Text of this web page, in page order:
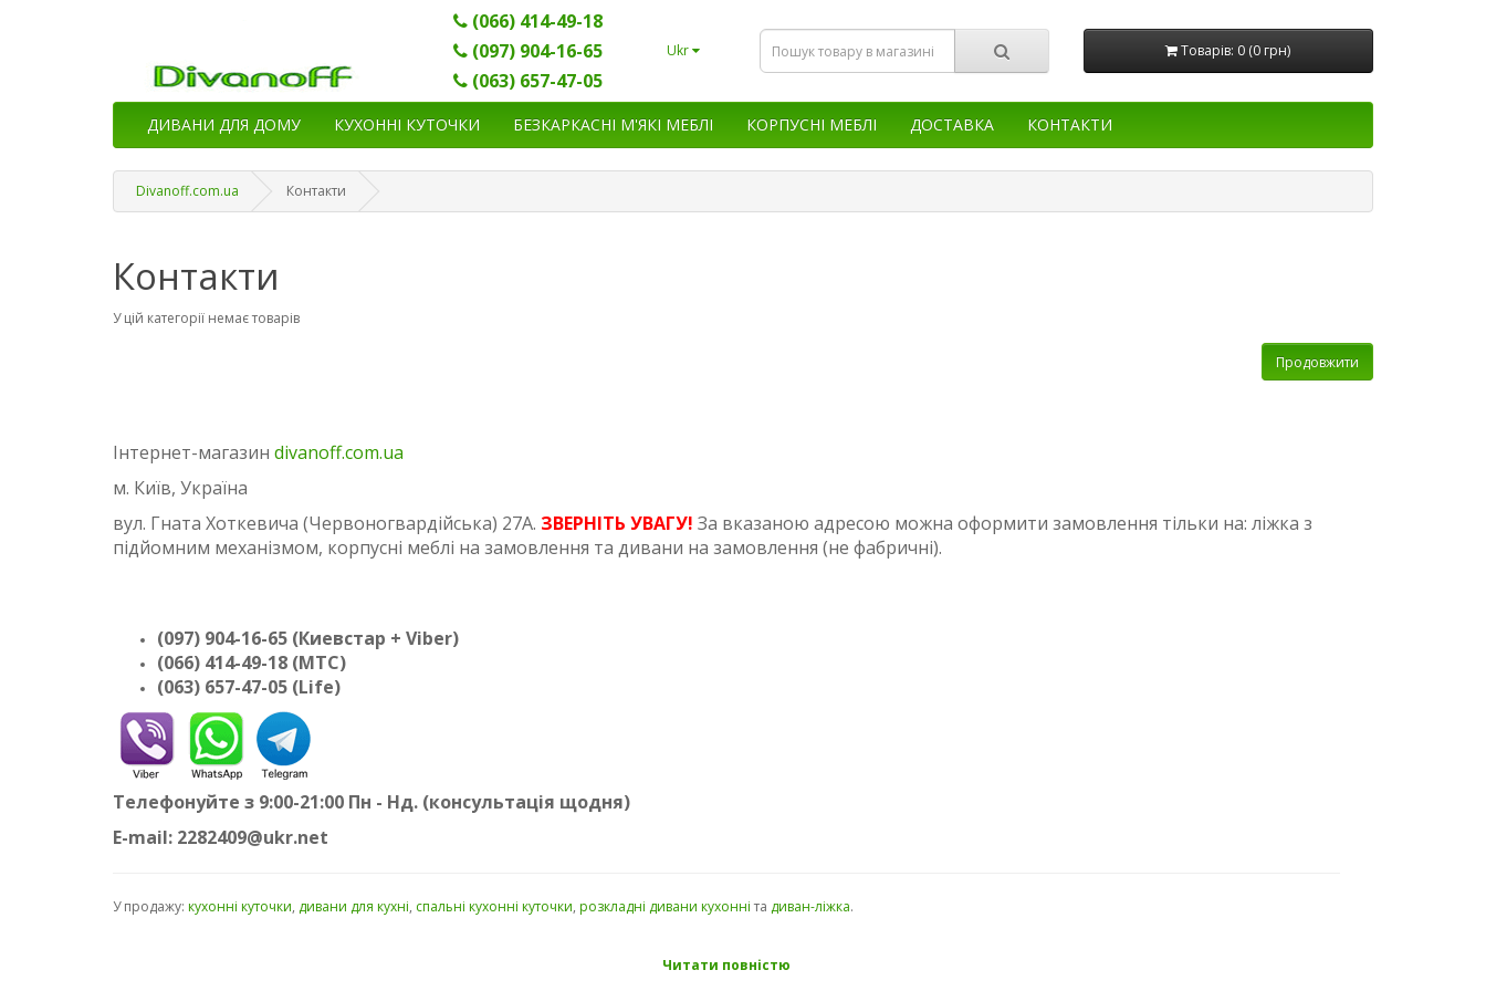
(066) 414-49-18
(097) 904-16-65
(063) 657-47-05
Ukr Товарів: 0 (0 грн)
ДИВАНИ ДЛЯ ДОМУ КУХОННІ КУТОЧКИ БЕЗКАРКАСНІ М'ЯКІ МЕБЛІ КОРПУСНІ МЕБЛІ ДОСТАВКА КОНТАКТИ
Divanoff.com.ua Контакти
Контакти
У цій категорії немає товарів
Продовжити
Інтернет-магазин divanoff.com.ua
м. Київ, Україна
вул. Гната Хоткевича (Червоногвардійська) 27А. ЗВЕРНІТЬ УВАГУ! За вказаною адресою можна оформити замовлення тільки на: ліжка з
підйомним механізмом, корпусні меблі на замовлення та дивани на замовлення (не фабричні).
(097) 904-16-65 (Киевстар + Viber)
(066) 414-49-18 (МТС)
(063) 657-47-05 (Life)
Телефонуйте з 9:00-21:00 Пн - Нд. (консультація щодня)
E-mail: 2282409@ukr.net
У продажу: кухонні куточки, дивани для кухні, спальні кухонні куточки, розкладні дивани кухонніта диван-ліжка.
Читати повністю